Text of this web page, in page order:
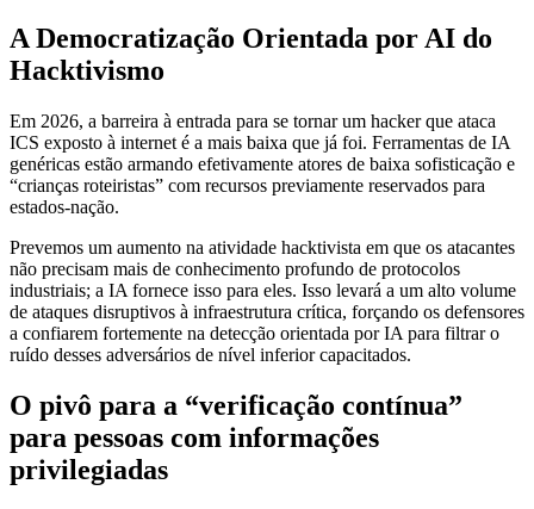
A Democratização Orientada por AI do
Hacktivismo
Em 2026, a barreira à entrada para se tornar um hacker que ataca
ICS exposto à internet é a mais baixa que já foi. Ferramentas de IA
genéricas estão armando efetivamente atores de baixa sofisticação e
“crianças roteiristas” com recursos previamente reservados para
estados-nação.
Prevemos um aumento na atividade hacktivista em que os atacantes
não precisam mais de conhecimento profundo de protocolos
industriais; a IA fornece isso para eles. Isso levará a um alto volume
de ataques disruptivos à infraestrutura crítica, forçando os defensores
a confiarem fortemente na detecção orientada por IA para filtrar o
ruído desses adversários de nível inferior capacitados.
O pivô para a “verificação contínua”
para pessoas com informações
privilegiadas